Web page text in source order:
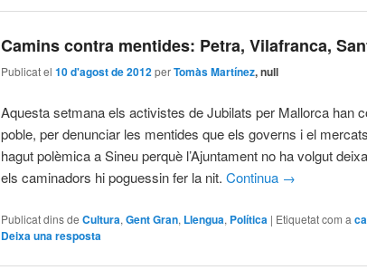
Camins contra mentides: Petra, Vilafranca,
Publicat el10 d'agost de 2012perTomàs Martínez, null
Aquesta setmana els activistes de Jubilats per Mallorca han
poble, per denunciar les mentides que els governs i el
hagut polèmica a Sineu perquè l’Ajuntament no ha volgut
els caminadors hi poguessin fer la nit.Continua →
Publicat dins de Cultura,Gent Gran, Llengua, Política | Etiquetat com a
Deixa una resposta